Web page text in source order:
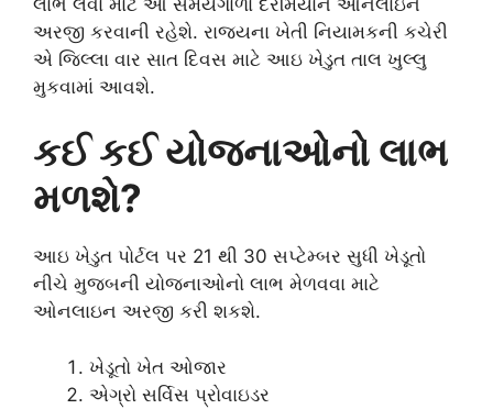
અરજી કરવાની રહેશે. રાજ્યના ખેતી નિયામકની કચેરી
એ જિલ્લા વાર સાત દિવસ માટે આઇ ખેડુત તાલ ખુલ્લુ
મુકવામાં આવશે.
કઈ કઈ યોજનાઓનો લાભ
મળશે?
આઇ ખેડુત પોર્ટલ પર 21 થી 30 સપ્ટેમ્બર સુધી ખેડૂતો
નીચે મુજબની યોજનાઓનો લાભ મેળવવા માટે
ઓનલાઇન અરજી કરી શકશે.
ખેડૂતો ખેત ઓજાર
એગ્રો સર્વિસ પ્રોવાઇડર